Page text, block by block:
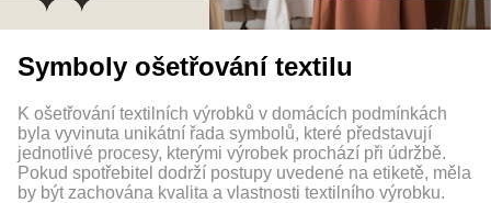
Symboly ošetřování textilu
K ošetřování textilních výrobků v domácích podmínkách
byla vyvinuta unikátní řada symbolů, které představují
jednotlivé procesy, kterými výrobek prochází při údržbě.
Pokud spotřebitel dodrží postupy uvedené na etiketě, měla
by být zachována kvalita a vlastnosti textilního výrobku.